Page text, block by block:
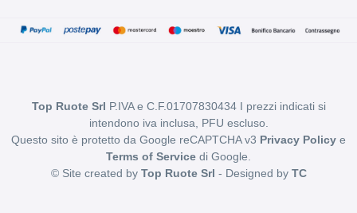
Top Ruote Srl P.IVA e C.F.01707830434 I prezzi indicati si
intendono iva inclusa, PFU escluso.
Questo sito è protetto da Google reCAPTCHA v3 Privacy Policy e
Terms of Service di Google.
© Site created by Top Ruote Srl - Designed by TC